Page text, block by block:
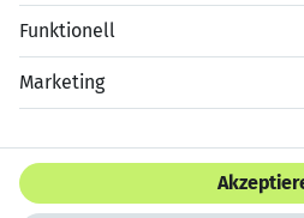
Datenschutzerklärung